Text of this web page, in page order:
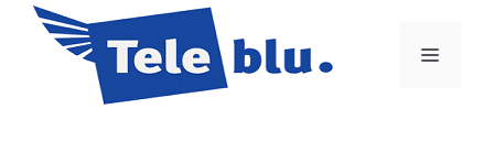
contenuto
Menu